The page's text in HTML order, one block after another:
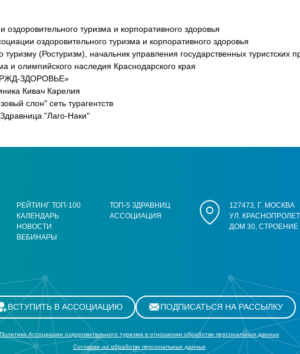
туризма и корпоративного здоровья
оздоровительного туризма и корпоративного здоровья
(Ростуризм), начальник управления государственных туристских
и олимпийского наследия Краснодарского края
ЗДОРОВЬЕ»
Кивач Карелия
слон" сеть турагентств
"Лаго-Наки"
РЕЙТИНГ ТОП-100
КАЛЕНДАРЬ
НОВОСТИ
ВЕБИНАРЫ
ТОП-5 ЗДРАВНИЦ
АССОЦИАЦИЯ
127473, Г. МОСКВА
УЛ.
ДОМ 30, СТРОЕНИЕ
ВСТУПИТЬ В АССОЦИАЦИЮ ПОДПИСАТЬСЯ НА РАССЫЛКУ
Ассоциации оздоровительного туризма в отношении обработки персональных данных
Cогласие на обработку персональных данных